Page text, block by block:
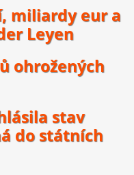
miliardy eur a
Leyen
ohrožených
stav
do státních